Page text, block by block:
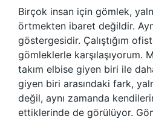
Birçok insan için gömlek,
örtmekten ibaret değildir.
göstergesidir. Çalıştığım
gömleklerle karşılaşıyorum.
takım elbise giyen biri ile
giyen biri arasındaki fark,
değil, aynı zamanda
ettiklerinde de görülüyor.